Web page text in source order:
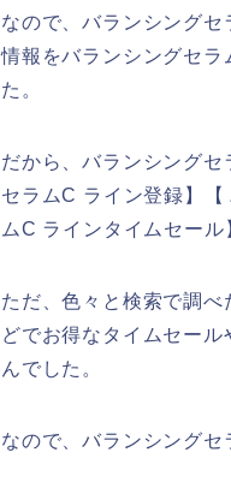
なので、バランシング
情報をバランシングセ
た。
だから、バランシング
セラムC ライン登録】
ムC ラインタイムセール
ただ、色々と検索で調
どでお得なタイムセー
んでした。
なので、バランシング